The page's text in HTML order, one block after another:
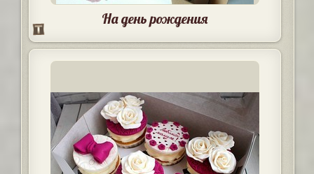
На день рождения